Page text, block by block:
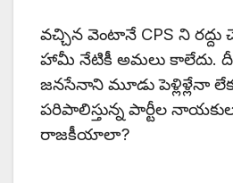
వచ్చిన వెంటానే CPS ని రద్దు
హామీ నేటికీ అమలు కాలేదు.
జనసేనాని మూడు పెళ్లిళ్లేనా
పరిపాలిస్తున్న పార్టీల
రాజకీయాలా?